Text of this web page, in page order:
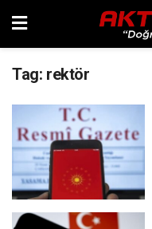
Tag: rektör